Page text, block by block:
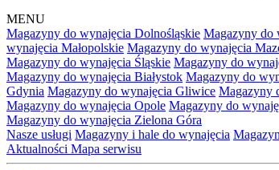
MENU
Magazyny do wynajęcia Dolnośląskie Magazyny do
wynajęcia Małopolskie Magazyny do wynajęcia
Magazyny do wynajęcia Śląskie Magazyny do
Magazyny do wynajęcia Białystok Magazyny do
Gdynia Magazyny do wynajęcia Gliwice Magazyny
Magazyny do wynajęcia Opole Magazyny do
Magazyny do wynajęcia Zielona Góra
Nasze usługi Magazyny i hale do wynajęcia
Aktualności Mapa serwisu